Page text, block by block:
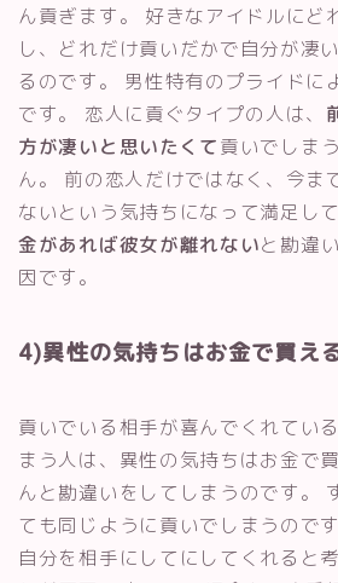
ん貢ぎます。 好きなアイドルにど
し、どれだけ貢いだかで自分が凄
るのです。 男性特有のプライドに
です。 恋人に貢ぐタイプの人は、
方が凄いと思いたくて貢いでしま
ん。 前の恋人だけではなく、今ま
ないという気持ちになって満足し
金があれば彼女が離れないと勘違
因です。
4)異性の気持ちはお金で買え
貢いでいる相手が喜んでくれてい
まう人は、異性の気持ちはお金で
んと勘違いをしてしまうのです。
ても同じように貢いでしまうので
自分を相手にしてにしてくれると